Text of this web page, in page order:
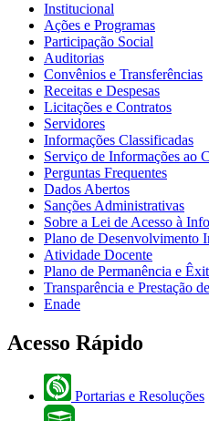
Institucional
Ações e Programas
Participação Social
Auditorias
Convênios e Transferências
Receitas e Despesas
Licitações e Contratos
Servidores
Informações Classificadas
Serviço de Informações ao
Perguntas Frequentes
Dados Abertos
Sanções Administrativas
Sobre a Lei de Acesso à
Plano de Desenvolvimento
Atividade Docente
Plano de Permanência e
Transparência e Prestação
Enade
Acesso Rápido
Portarias e Resoluções